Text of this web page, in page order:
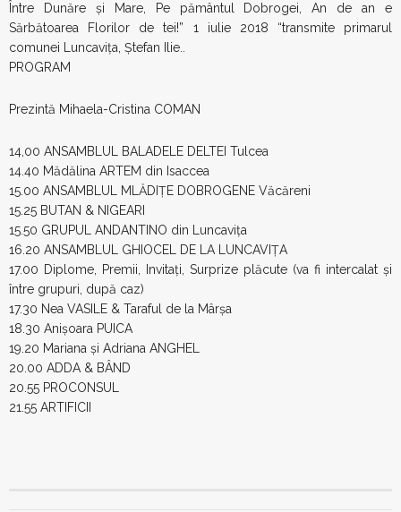
Între Dunăre și Mare, Pe pământul Dobrogei, An de an e
Sărbătoarea Florilor de tei!” 1 iulie 2018 “transmite primarul
comunei Luncavița, Ștefan Ilie..
PROGRAM
Prezintă Mihaela-Cristina COMAN
14,00 ANSAMBLUL BALADELE DELTEI Tulcea
14.40 Mădălina ARTEM din Isaccea
15.00 ANSAMBLUL MLĂDIȚE DOBROGENE Văcăreni
15.25 BUTAN & NIGEARI
15.50 GRUPUL ANDANTINO din Luncavița
16.20 ANSAMBLUL GHIOCEL DE LA LUNCAVIȚA
17.00 Diplome, Premii, Invitați, Surprize plăcute (va fi intercalat și
între grupuri, după caz)
17.30 Nea VASILE & Taraful de la Mârșa
18.30 Anișoara PUICA
19.20 Mariana și Adriana ANGHEL
20.00 ADDA & BÂND
20.55 PROCONSUL
21.55 ARTIFICII